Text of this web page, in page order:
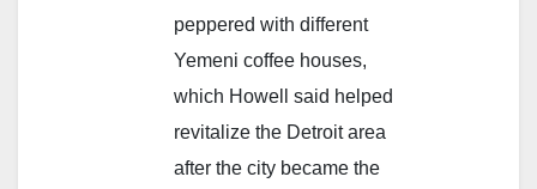
peppered with different
Yemeni coffee houses,
which Howell said helped
revitalize the Detroit area
after the city became the